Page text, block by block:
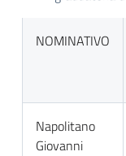
NOMINATIVO
Napolitano
Giovanni